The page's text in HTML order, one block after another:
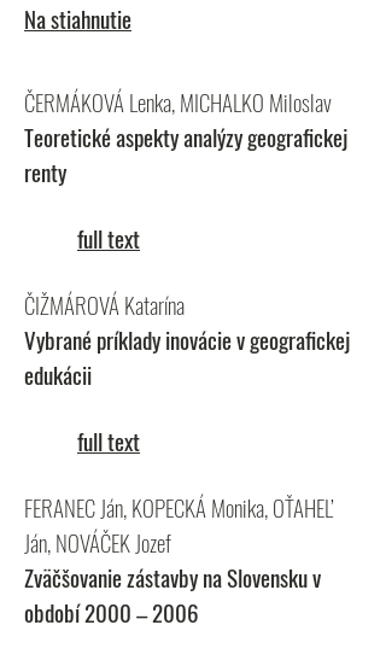
Na stiahnutie
ČERMÁKOVÁ Lenka, MICHALKO Miloslav
Teoretické aspekty analýzy geografickej
renty
full text
ČIŽMÁROVÁ Katarína
Vybrané príklady inovácie v geografickej
edukácii
full text
FERANEC Ján, KOPECKÁ Monika, OŤAHEĽ
Ján, NOVÁČEK Jozef
Zväčšovanie zástavby na Slovensku v
období 2000 – 2006